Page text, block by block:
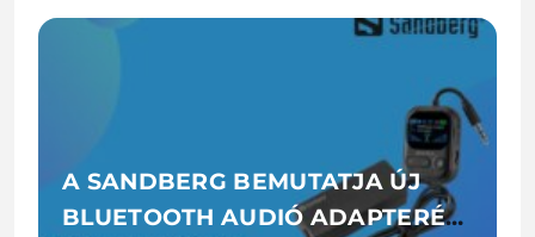
A SANDBERG BEMUTATJA ÚJ
BLUETOOTH AUDIÓ ADAPTERÉT